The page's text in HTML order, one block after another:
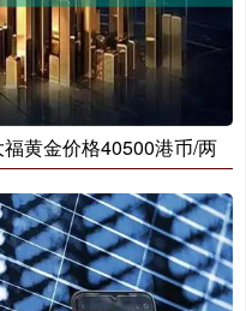
黄金价格40500港币/两